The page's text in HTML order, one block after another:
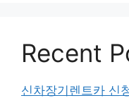
Recent
신차장기렌트카 신